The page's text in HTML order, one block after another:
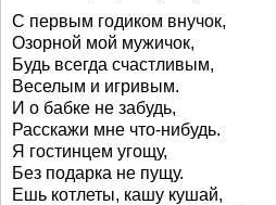
С первым годиком внучок,
Озорной мой мужичок,
Будь всегда счастливым,
Веселым и игривым.
И о бабке не забудь,
Расскажи мне что-нибудь.
Я гостинцем угощу,
Без подарка не пущу.
Ешь котлеты, кашу кушай,